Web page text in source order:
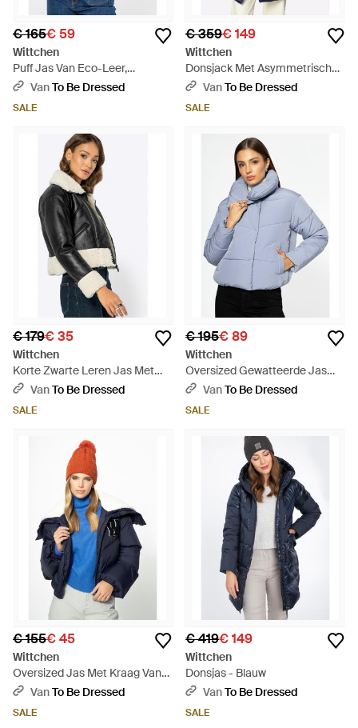
€ 165€ 59
Wittchen
Puff Jas Van Eco-Leer,
Lichtbeige - Naturel
VanTo Be Dressed
SALE
€ 359€ 149
Wittchen
Donsjack Met Asymmetrische
Sluiting Marineblauw Nylon
VanTo Be Dressed
SALE
€ 179€ 35
Wittchen
Korte Zwarte Leren Jas Met
Bont - Zwart
VanTo Be Dressed
SALE
€ 195€ 89
Wittchen
Oversized Gewatteerde Jas
Polyester - Blauw
VanTo Be Dressed
SALE
€ 155€ 45
Wittchen
Oversized Jas Met Kraag Van
Imitatie Schapenvacht
VanTo Be Dressed
SALE
€ 419€ 149
Wittchen
Donsjas - Blauw
VanTo Be Dressed
SALE